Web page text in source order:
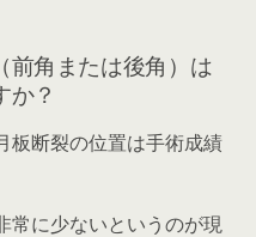
前角または後角）は
か？
板断裂の位置は手術成績
常に少ないというのが現